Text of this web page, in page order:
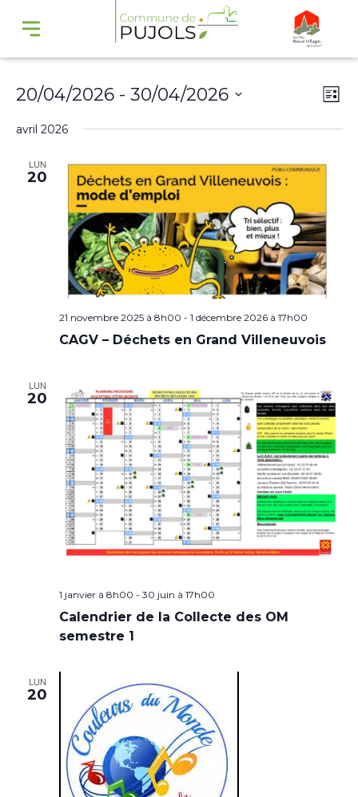
Liste
20/04/2026 - 30/04/2026
date.
avril 2026
LUN
20
21 novembre 2025 à 8h00 - 1 décembre 2026 à 17h00
CAGV – Déchets en Grand Villeneuvois
LUN
20
1 janvier à 8h00 - 30 juin à 17h00
Calendrier de la Collecte des OM
semestre 1
LUN
20